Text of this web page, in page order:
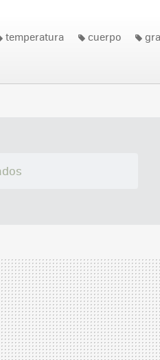
temperatura cuerpo